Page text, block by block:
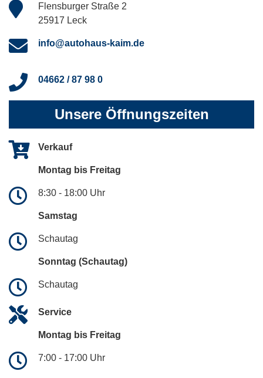
Flensburger Straße 2
25917 Leck
info@autohaus-kaim.de
04662 / 87 98 0
Unsere Öffnungszeiten
Verkauf
Montag bis Freitag
8:30 - 18:00 Uhr
Samstag
Schautag
Sonntag (Schautag)
Schautag
Service
Montag bis Freitag
7:00 - 17:00 Uhr